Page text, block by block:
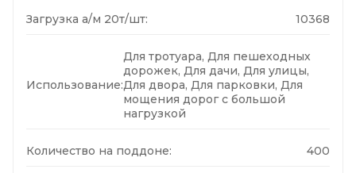
Загрузка а/м 20т/шт: 10368
Использование:
Для тротуара, Для пешеходных
дорожек, Для дачи, Для улицы,
Для двора, Для парковки, Для
мощения дорог с большой
нагрузкой
Количество на поддоне: 400